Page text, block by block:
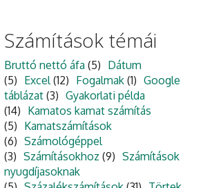
Számítások témái
Bruttó nettó áfa (5) Dátum
(5) Excel(12) Fogalmak (1) Google
táblázat (3) Gyakorlati példa
(14) Kamatos kamat számítás
(5) Kamatszámítások
(6) Számológéppel
(3) Számításokhoz (9) Számítások
nyugdíjasoknak